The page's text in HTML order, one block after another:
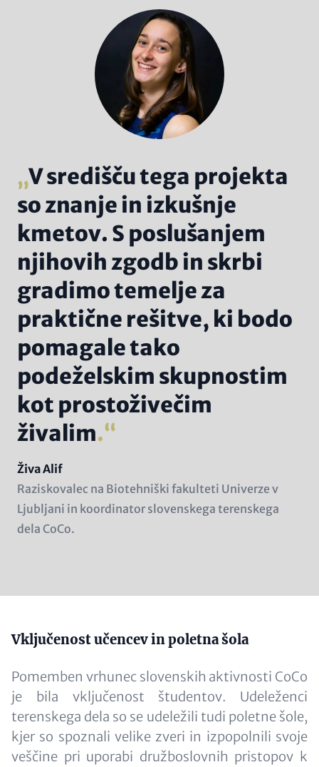
V središču tega projekta
so znanje in izkušnje
kmetov. S poslušanjem
njihovih zgodb in skrbi
gradimo temelje za
praktične rešitve, ki bodo
pomagale tako
podeželskim skupnostim
kot prostoživečim
živalim.
Name
Živa Alif
Position
(subline)
Raziskovalec na Biotehniški fakulteti Univerze v
Ljubljani in koordinator slovenskega terenskega
dela CoCo.
Content
Vključenost učencev in poletna šola
Pomemben vrhunec slovenskih aktivnosti CoCo
je bila vključenost študentov. Udeleženci
terenskega dela so se udeležili tudi poletne šole,
kjer so spoznali velike zveri in izpopolnili svoje
veščine pri uporabi družboslovnih pristopov k